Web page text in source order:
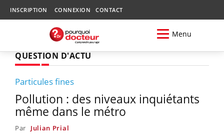
INSCRIPTION CONNEXION CONTACT
Menu
QUESTION D'ACTU
Particules fines
Pollution : des niveaux inquiétants
même dans le métro
Par Julian Prial